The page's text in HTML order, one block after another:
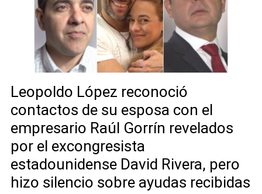
Leopoldo López reconoció
contactos de su esposa con el
empresario Raúl Gorrín revelados
por el excongresista
estadounidense David Rivera, pero
hizo silencio sobre ayudas recibidas